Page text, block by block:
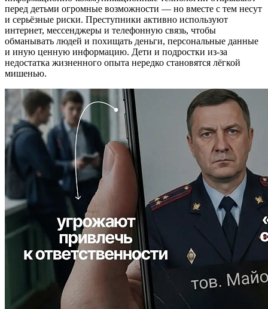
перед детьми огромные возможности — но вместе с тем несут
и серьёзные риски. Преступники активно используют
интернет, мессенджеры и телефонную связь, чтобы
обманывать людей и похищать деньги, персональные данные
и иную ценную информацию. Дети и подростки из‑за
недостатка жизненного опыта нередко становятся лёгкой
мишенью.